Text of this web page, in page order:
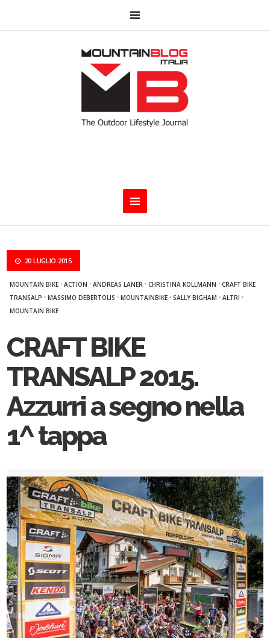
20 LUGLIO 2015
MOUNTAIN BIKE ·ACTION ·ANDREAS LANER ·CHRISTINA KOLLMANN ·CRAFT BIKE
TRANSALP ·MASSIMO DEBERTOLIS ·MOUNTAINBIKE ·SALLY BIGHAM ·ALTRI ·
MOUNTAIN BIKE
CRAFT BIKE
TRANSALP 2015.
Azzurri a segno nella
1^ tappa